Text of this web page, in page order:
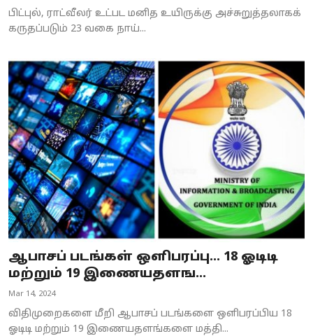
பிட்புல், ராட்வீலர் உட்பட மனித உயிருக்கு அச்சுறுத்தலாகக்
கருதப்படும் 23 வகை நாய்...
ஆபாசப் படங்கள் ஒளிபரப்பு... 18 ஓடிடி
மற்றும் 19 இணையதளங...
Mar 14, 2024
விதிமுறைகளை மீறி ஆபாசப் படங்களை ஒளிபரப்பிய 18
ஓடிடி மற்றும் 19 இணையதளங்களை மத்தி...